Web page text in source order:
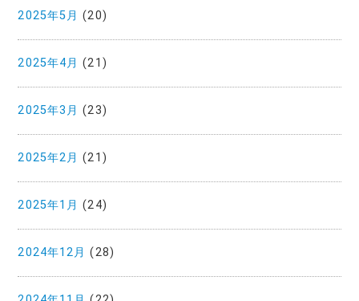
2025年5月 (20)
2025年4月 (21)
2025年3月 (23)
2025年2月 (21)
2025年1月 (24)
2024年12月 (28)